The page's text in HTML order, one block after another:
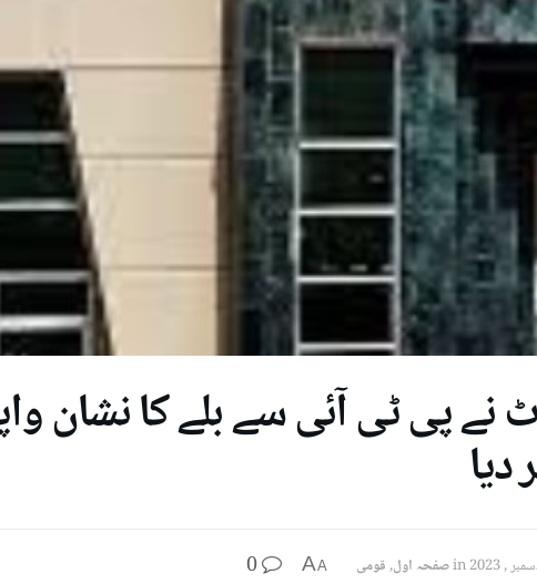
نے پی ٹی آئی سے بلے کا نشان
inصفحہ اول,قومی A
A
0